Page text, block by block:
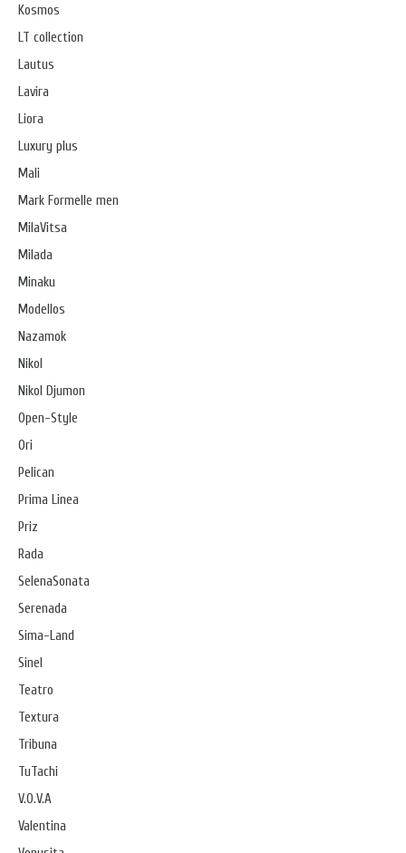
Kosmos
LT collection
Lautus
Lavira
Liora
Luxury plus
Mali
Mark Formelle men
MilaVitsa
Milada
Minaku
Modellos
Nazamok
Nikol
Nikol Djumon
Open-Style
Ori
Pelican
Prima Linea
Priz
Rada
SelenaSonata
Serenada
Sima-Land
Sinel
Teatro
Textura
Tribuna
TuTachi
V.O.V.A
Valentina